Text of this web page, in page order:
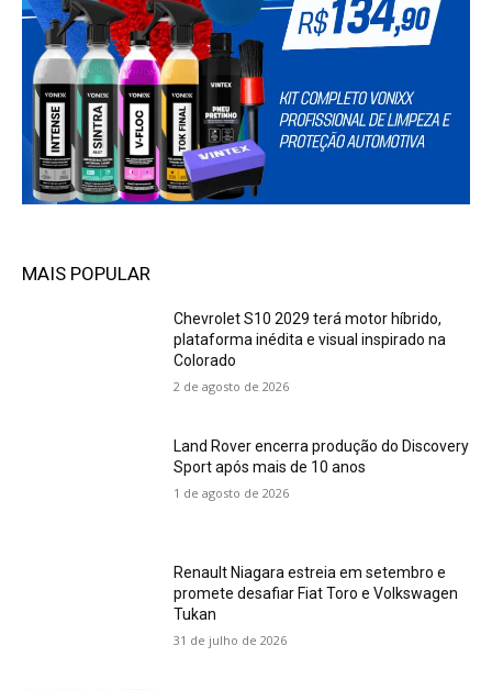
MAIS POPULAR
Chevrolet S10 2029 terá motor híbrido,
plataforma inédita e visual inspirado na
Colorado
2 de agosto de 2026
Land Rover encerra produção do Discovery
Sport após mais de 10 anos
1 de agosto de 2026
Renault Niagara estreia em setembro e
promete desafiar Fiat Toro e Volkswagen
Tukan
31 de julho de 2026